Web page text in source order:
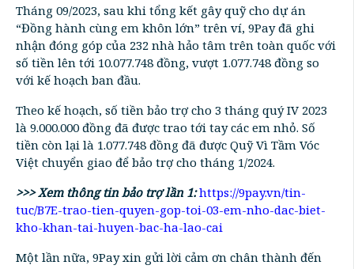
Tháng 09/2023, sau khi tổng kết gây quỹ cho dự án
“Đồng hành cùng em khôn lớn” trên ví, 9Pay đã ghi
nhận đóng góp của 232 nhà hảo tâm trên toàn quốc với
số tiền lên tới 10.077.748 đồng, vượt 1.077.748 đồng so
với kế hoạch ban đầu.
Theo kế hoạch, số tiền bảo trợ cho 3 tháng quý IV 2023
là 9.000.000 đồng đã được trao tới tay các em nhỏ. Số
tiền còn lại là 1.077.748 đồng đã được Quỹ Vì Tầm Vóc
Việt chuyển giao để bảo trợ cho tháng 1/2024.
>>> Xem thông tin bảo trợ lần 1: https://9pay.vn/tin-
tuc/B7E-trao-tien-quyen-gop-toi-03-em-nho-dac-biet-
kho-khan-tai-huyen-bac-ha-lao-cai
Một lần nữa, 9Pay xin gửi lời cảm ơn chân thành đến